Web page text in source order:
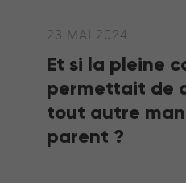
23 MAI 2024
Et si la pleine
permettait de
tout autre
parent ?